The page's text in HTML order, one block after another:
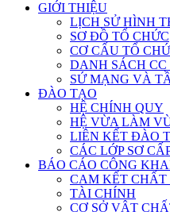
GIỚI THIỆU
LỊCH SỬ HÌNH
SƠ ĐỒ TỔ CHỨC
CƠ CẤU TỔ
DANH SÁCH
SỨ MẠNG VÀ
ĐÀO TẠO
HỆ CHÍNH QUY
HỆ VỪA LÀM
LIÊN KẾT ĐÀO
CÁC LỚP SƠ
BÁO CÁO CÔNG
CAM KẾT
TÀI CHÍNH
CƠ SỞ VẬT